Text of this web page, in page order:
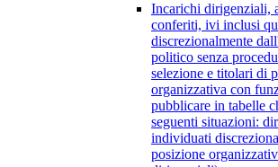
Incarichi dirigenziali,
conferiti, ivi inclusi
discrezionalmente
politico senza
selezione e titolari di
organizzativa con
pubblicare in tabelle
seguenti situazioni:
individuati
posizione